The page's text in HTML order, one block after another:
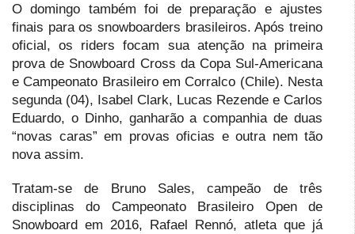
O domingo também foi de preparação e ajustes
finais para os snowboarders brasileiros. Após treino
oficial, os riders focam sua atenção na primeira
prova de Snowboard Cross da Copa Sul-Americana
e Campeonato Brasileiro em Corralco (Chile). Nesta
segunda (04), Isabel Clark, Lucas Rezende e Carlos
Eduardo, o Dinho, ganharão a companhia de duas
“novas caras” em provas oficias e outra nem tão
nova assim.
Tratam-se de Bruno Sales, campeão de três
disciplinas do Campeonato Brasileiro Open de
Snowboard em 2016, Rafael Rennó, atleta que já